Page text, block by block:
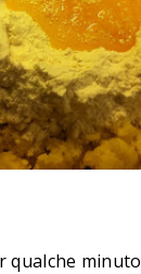
qualche